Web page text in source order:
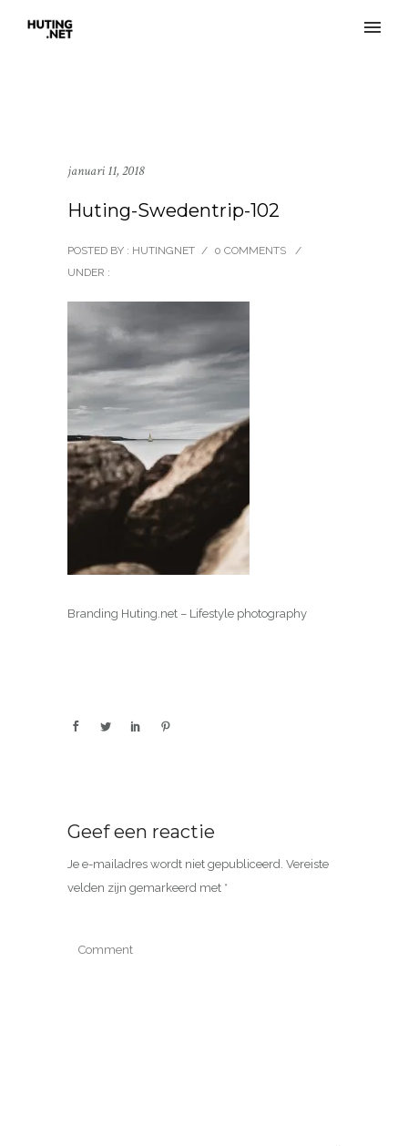
januari 11, 2018
Huting-Swedentrip-102
POSTED BY : HUTINGNET / 0 COMMENTS
/
UNDER :
Branding Huting.net – Lifestyle photography
Geef een reactie
Je e-mailadres wordt niet gepubliceerd. Vereiste
velden zijn gemarkeerd met *